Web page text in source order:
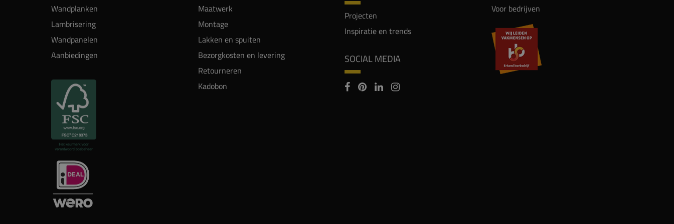
Wandplanken
Lambrisering
Wandpanelen
Aanbiedingen
Maatwerk
Montage
Lakken en spuiten
Bezorgkosten en levering
Retourneren
Kadobon
Projecten
Inspiratie en trends
SOCIAL MEDIA
Voor bedrijven